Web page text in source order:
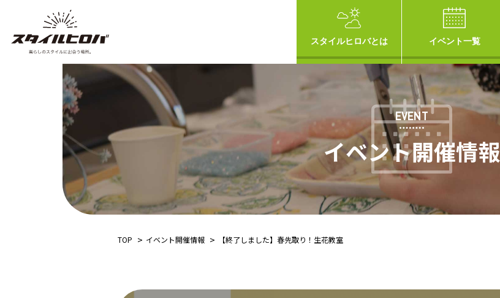
スタイルヒロバとは イベント一覧
EVENT
イベント開催情報
TOP イベント開催情報 【終了しました】春先取り！生花教室